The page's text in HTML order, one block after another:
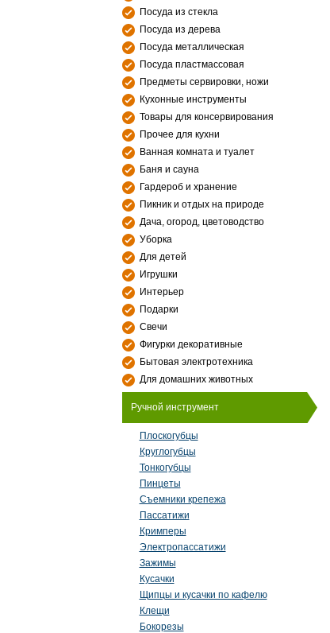
Посуда из стекла
Посуда из дерева
Посуда металлическая
Посуда пластмассовая
Предметы сервировки, ножи
Кухонные инструменты
Товары для консервирования
Прочее для кухни
Ванная комната и туалет
Баня и сауна
Гардероб и хранение
Пикник и отдых на природе
Дача, огород, цветоводство
Уборка
Для детей
Игрушки
Интерьер
Подарки
Свечи
Фигурки декоративные
Бытовая электротехника
Для домашних животных
Ручной инструмент
Плоскогубцы
Круглогубцы
Тонкогубцы
Пинцеты
Съемники крепежа
Пассатижи
Кримперы
Электропассатижи
Зажимы
Кусачки
Щипцы и кусачки по кафелю
Клещи
Бокорезы